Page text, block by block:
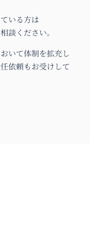
いる方は
談ください。
いて体制を拡充し
依頼もお受けして